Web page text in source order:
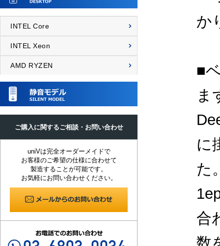
か
■
ま
に
た
合
INTEL Core
INTEL Xeon
AMD RYZEN
ご購入に関するご相談・お問い合わせ
uniVは完全オーダーメイドで
お客様のご希望の仕様に合わせて
製造することが可能です。
お気軽にお問い合わせください。